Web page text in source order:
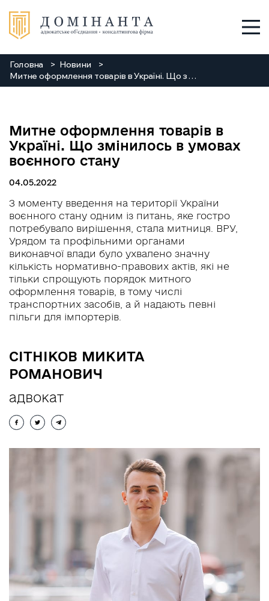
Послуги
Команда
Новини
Заходи
Контакти
+38 048 784 88 88
UARUEN
Головна
Новини
Митне оформлення товарів в Україні. Що змінилось в умовах воєнного стану
Митне оформлення товарів в
Україні. Що змінилось в умовах
воєнного стану
04.05.2022
З моменту введення на території України
воєнного стану одним із питань, яке гостро
потребувало вирішення, стала митниця. ВРУ,
Урядом та профільними органами
виконавчої влади було ухвалено значну
кількість нормативно-правових актів, які не
тільки спрощують порядок митного
оформлення товарів, в тому числі
транспортних засобів, а й надають певні
пільги для імпортерів.
СІТНІКОВ МИКИТА
РОМАНОВИЧ
адвокат